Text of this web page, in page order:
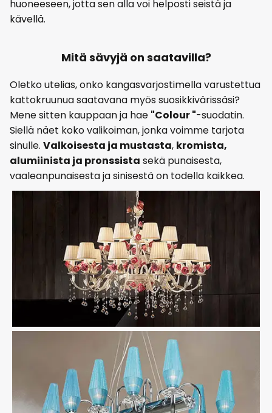
huoneeseen, jotta sen alla voi helposti seistä ja
kävellä.
Mitä sävyjä on saatavilla?
Oletko utelias, onko kangasvarjostimella varustettua
kattokruunua saatavana myös suosikkivärissäsi?
Mene sitten kauppaan ja hae "Colour "-suodatin.
Siellä näet koko valikoiman, jonka voimme tarjota
sinulle. Valkoisesta ja mustasta, kromista,
alumiinista ja pronssista sekä punaisesta,
vaaleanpunaisesta ja sinisestä on todella kaikkea.